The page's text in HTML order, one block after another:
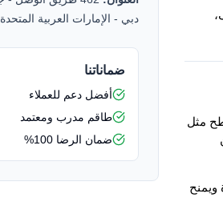
دبي - الإمارات العربية المتحدة
ضماناتنا
أفضل دعم للعملاء
طاقم مدرب ومعتمد
ضمان الرضا 100%